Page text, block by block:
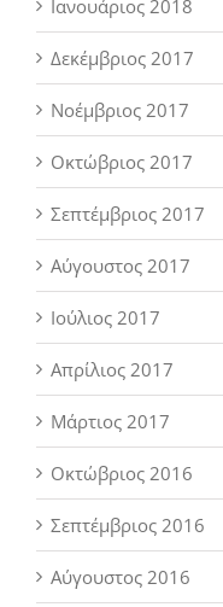
Ιανουάριος 2018
Δεκέμβριος 2017
Νοέμβριος 2017
Οκτώβριος 2017
Σεπτέμβριος 2017
Αύγουστος 2017
Ιούλιος 2017
Απρίλιος 2017
Μάρτιος 2017
Οκτώβριος 2016
Σεπτέμβριος 2016
Αύγουστος 2016